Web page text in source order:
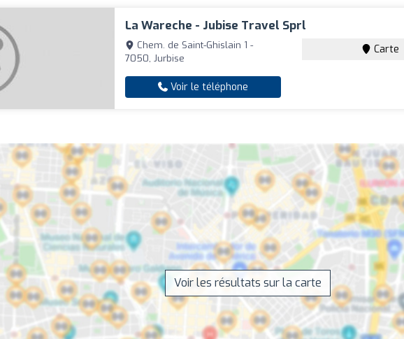
La Wareche - Jubise Travel Sprl
Chem. de Saint-Ghislain 1 -
7050, Jurbise
Carte
Voir le téléphone
Voir les résultats sur la carte